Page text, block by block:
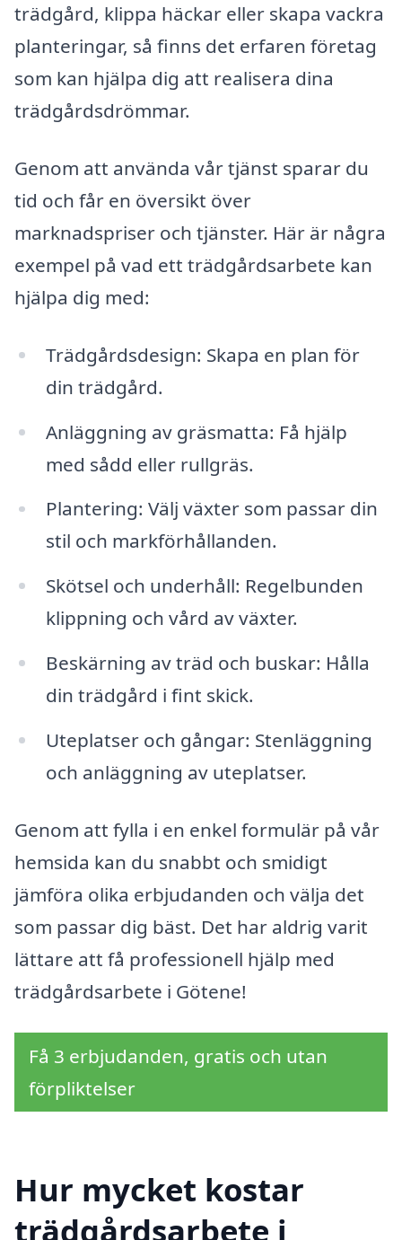
trädgård, klippa häckar eller skapa vackra
planteringar, så finns det erfaren företag
som kan hjälpa dig att realisera dina
trädgårdsdrömmar.
Genom att använda vår tjänst sparar du
tid och får en översikt över
marknadspriser och tjänster. Här är några
exempel på vad ett trädgårdsarbete kan
hjälpa dig med:
Trädgårdsdesign: Skapa en plan för
din trädgård.
Anläggning av gräsmatta: Få hjälp
med sådd eller rullgräs.
Plantering: Välj växter som passar din
stil och markförhållanden.
Skötsel och underhåll: Regelbunden
klippning och vård av växter.
Beskärning av träd och buskar: Hålla
din trädgård i fint skick.
Uteplatser och gångar: Stenläggning
och anläggning av uteplatser.
Genom att fylla i en enkel formulär på vår
hemsida kan du snabbt och smidigt
jämföra olika erbjudanden och välja det
som passar dig bäst. Det har aldrig varit
lättare att få professionell hjälp med
trädgårdsarbete i Götene!
Få 3 erbjudanden, gratis och utan
förpliktelser
Hur mycket kostar
trädgårdsarbete i